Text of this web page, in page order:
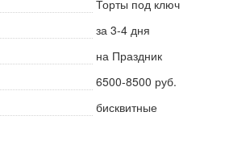
Торты под ключ
за 3-4 дня
на Праздник
6500-8500 руб.
бисквитные